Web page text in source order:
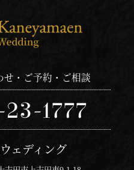
・ご予約・ご相談
1777
ェディング